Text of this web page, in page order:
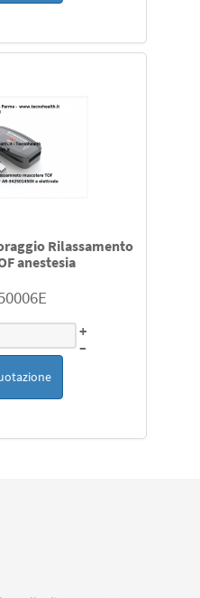
Rilassamento
anestesia
+
–